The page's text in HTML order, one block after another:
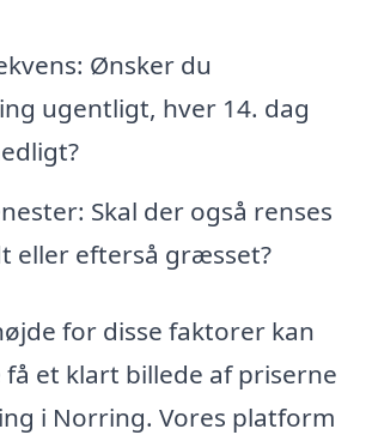
Ønsker du
ugentligt, hver 14. dag
Skal der også renses
eller efterså græsset?
for disse faktorer kan
et klart billede af priserne
i Norring. Vores platform